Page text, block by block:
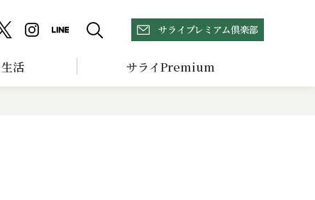
サライプレミアム倶楽部
生活 サライPremium